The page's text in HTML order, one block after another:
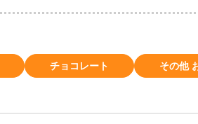
チョコレート その他